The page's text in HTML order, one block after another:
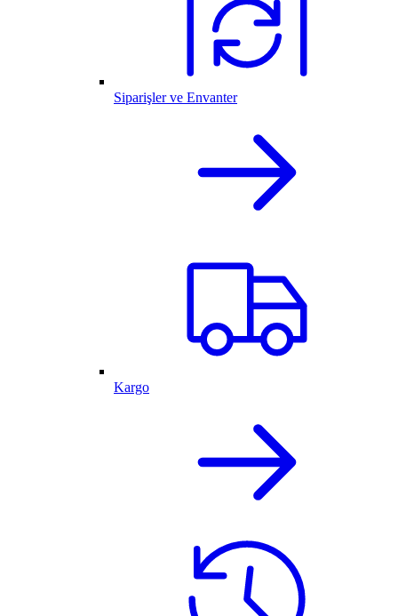
Siparişler ve Envanter
Kargo